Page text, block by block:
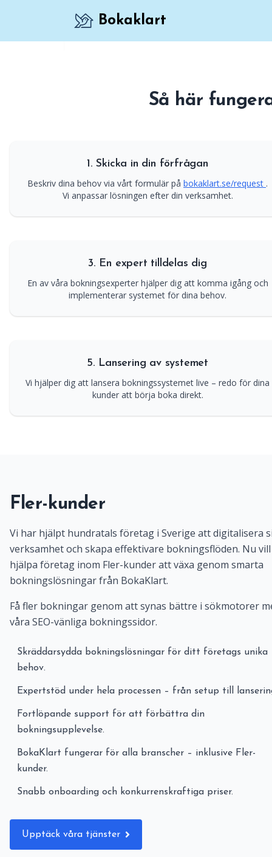
Bokaklart
Få fler bokningar genom att synas bättre i
Så här
1. Skicka in din förfrågan
Beskriv dina behov via vårt formulär på bokaklart.se/request .
Vi anpassar lösningen efter din verksamhet.
3. En expert tilldelas dig
En av våra bokningsexperter hjälper dig att komma igång och
implementerar systemet för dina behov.
5. Lansering av systemet
Vi hjälper dig att lansera bokningssystemet live – redo för dina
kunder att börja boka direkt.
Fler-kunder
Vi har hjälpt hundratals företag i Sverige att digitalisera
verksamhet och skapa effektivare bokningsflöden. Nu
hjälpa företag inom Fler-kunder att växa genom smarta
bokningslösningar från BokaKlart.
Få fler bokningar genom att synas bättre i sökmotorer
våra SEO-vänliga bokningssidor.
Skräddarsydda bokningslösningar för ditt företags unika
behov.
Expertstöd under hela processen – från setup till
Fortlöpande support för att förbättra din
bokningsupplevelse.
BokaKlart fungerar för alla branscher – inklusive Fler-
kunder.
Snabb onboarding och konkurrenskraftiga priser.
Upptäck våra tjänster